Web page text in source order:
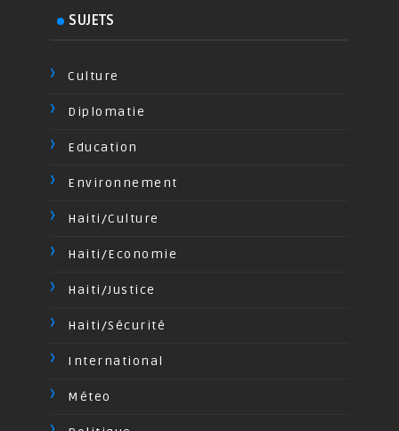
SUJETS
Culture
Diplomatie
Education
Environnement
Haiti/Culture
Haiti/Economie
Haiti/Justice
Haiti/Sécurité
International
Méteo